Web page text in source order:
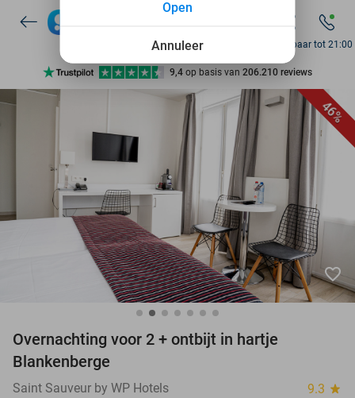
7 dagen per week beschikbaar
10+ miljoen leden
9,4 op basis van 206.210 reviews
Ontdek 15.000+ deals
7 dagen per week beschikbaar
10+ miljoen leden
Bereikbaar tot 21:00
46%
favorite_border
Overnachting voor 2 + ontbijt in hartje
Blankenberge
Saint Sauveur by WP Hotels 9.3 star
Annuleer
Open